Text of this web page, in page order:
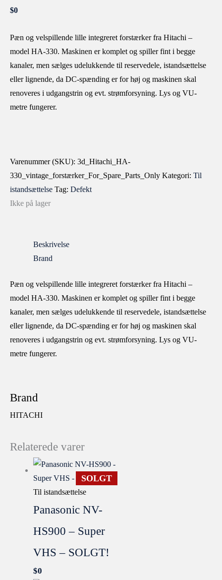
$0
Pæn og velspillende lille integreret forstærker fra Hitachi –
model HA-330. Maskinen er komplet og spiller fint i begge
kanaler, men sælges udelukkende til reservedele, istandsættelse
eller lignende, da DC-spænding er for høj og maskinen skal
renoveres i udgangstrin og evt. strømforsyning. Lys og VU-
metre fungerer.
Varenummer (SKU): 3d_Hitachi_HA-
330_vintage_forstærker_For_Spare_Parts_Only Kategori: Til
istandsættelse Tag: Defekt
Ikke på lager
Beskrivelse
Brand
Pæn og velspillende lille integreret forstærker fra Hitachi –
model HA-330. Maskinen er komplet og spiller fint i begge
kanaler, men sælges udelukkende til reservedele, istandsættelse
eller lignende, da DC-spænding er for høj og maskinen skal
renoveres i udgangstrin og evt. strømforsyning. Lys og VU-
metre fungerer.
Brand
HITACHI
Relaterede varer
SOLGT
Til istandsættelse
Panasonic NV-
HS900 – Super
VHS – SOLGT!
$0